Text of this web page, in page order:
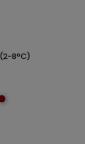
(2-8°C)